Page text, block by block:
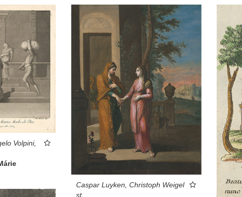
Volpini,
Caspar Luyken, Christoph Weigel
st.